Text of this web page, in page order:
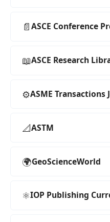
📄ASCE Conference
📖ASCE Research
⚙️ASME Transactions
📐ASTM
🌍GeoScienceWorld
⚛️IOP Publishing